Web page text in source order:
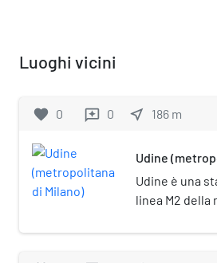
Luoghi vicini
favorite 0 reviews 0 near_me 186 m
Udine
Udine è una
linea M2 della